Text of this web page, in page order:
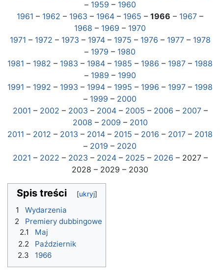
– 1959 – 1960
1961 – 1962 – 1963 – 1964 – 1965 – 1966 – 1967 –
1968 – 1969 – 1970
1971 – 1972 – 1973 – 1974– 1975 – 1976 – 1977– 1978
– 1979 – 1980
1981 – 1982 – 1983 – 1984 – 1985 – 1986 – 1987 – 1988
– 1989 – 1990
1991 – 1992 – 1993 – 1994 – 1995 – 1996 – 1997 – 1998
– 1999 – 2000
2001 – 2002 – 2003 – 2004– 2005 – 2006 – 2007–
2008 – 2009 – 2010
2011 – 2012 – 2013 – 2014 – 2015 – 2016 – 2017 – 2018
– 2019 – 2020
2021 – 2022 – 2023 – 2024– 2025 – 2026 – 2027 –
2028 – 2029 – 2030
Spis treści
1
Wydarzenia
2
Premiery dubbingowe
2.1
Maj
2.2
Październik
2.3
1966